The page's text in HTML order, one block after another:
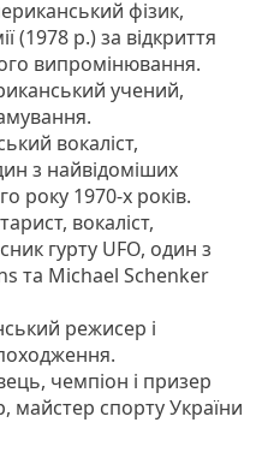
фізик,
(1978 р.) за відкриття
випромінювання.
учений,
вокаліст,
з найвідоміших
року 1970-х років.
вокаліст,
гурту UFO, один з
та Michael Schenker
режисер і
чемпіон і призер
майстер спорту України